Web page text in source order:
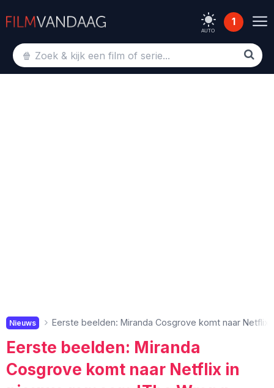
AUTO
1
Nieuws Eerste beelden: Miranda Cosgrove komt naar
Eerste beelden: Miranda
Cosgrove komt naar Netflix in